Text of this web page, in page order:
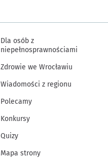
Dla osób z
niepełnosprawnościami
Zdrowie we Wrocławiu
Wiadomości z regionu
Polecamy
Konkursy
Quizy
Mapa strony